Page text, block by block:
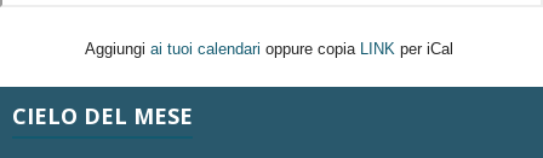
Aggiungi ai tuoi calendari oppure copia LINK per iCal
CIELO DEL MESE